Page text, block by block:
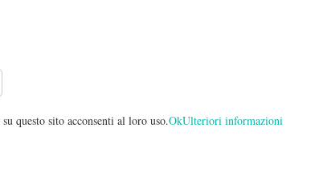
questo sito acconsenti al loro uso.OkUlteriori informazioni